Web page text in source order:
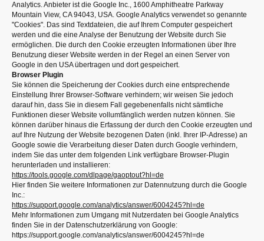
Analytics. Anbieter ist die Google Inc., 1600 Amphitheatre Parkway
Mountain View, CA 94043, USA. Google Analytics verwendet so genannte
"Cookies". Das sind Textdateien, die auf Ihrem Computer gespeichert
werden und die eine Analyse der Benutzung der Website durch Sie
ermöglichen. Die durch den Cookie erzeugten Informationen über Ihre
Benutzung dieser Website werden in der Regel an einen Server von
Google in den USA übertragen und dort gespeichert.
Browser Plugin
Sie können die Speicherung der Cookies durch eine entsprechende
Einstellung Ihrer Browser-Software verhindern; wir weisen Sie jedoch
darauf hin, dass Sie in diesem Fall gegebenenfalls nicht sämtliche
Funktionen dieser Website vollumfänglich werden nutzen können. Sie
können darüber hinaus die Erfassung der durch den Cookie erzeugten und
auf Ihre Nutzung der Website bezogenen Daten (inkl. Ihrer IP-Adresse) an
Google sowie die Verarbeitung dieser Daten durch Google verhindern,
indem Sie das unter dem folgenden Link verfügbare Browser-Plugin
herunterladen und installieren:
https://tools.google.com/dlpage/gaoptout?hl=de
Hier finden Sie weitere Informationen zur Datennutzung durch die Google
Inc.:
https://support.google.com/analytics/answer/6004245?hl=de
Mehr Informationen zum Umgang mit Nutzerdaten bei Google Analytics
finden Sie in der Datenschutzerklärung von Google:
https://support.google.com/analytics/answer/6004245?hl=de